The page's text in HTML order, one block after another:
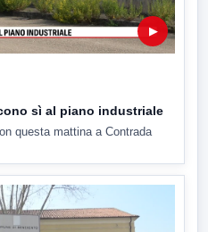
▶
sì al piano industriale
questa mattina a Contrada